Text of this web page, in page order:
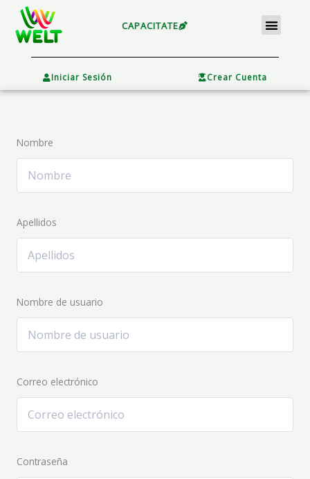
contenido
CAPACITATE Menu
Iniciar Sesión Crear Cuenta
Nombre
Apellidos
Nombre de usuario
Correo electrónico
Contraseña